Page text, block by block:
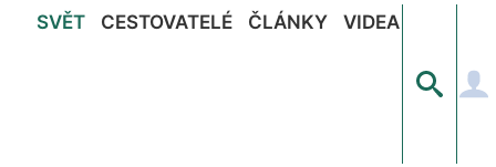
SVĚT CESTOVATELÉ ČLÁNKY VIDEA